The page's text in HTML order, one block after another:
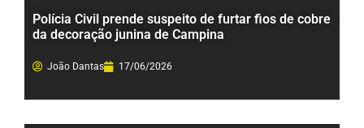
Polícia Civil prende suspeito de furtar fios de cobre
da decoração junina de Campina
João Dantas 17/06/2026